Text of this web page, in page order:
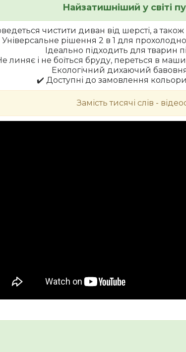
Найзатишніший у світі
чистити диван від шерсті, а
рішення 2 в 1 для
Ідеально підходить для тварин
линяє і не боїться бруду, переться в
Екологічний дихаючий
✔️ Доступні до замовлення
Замість тисячі слів -